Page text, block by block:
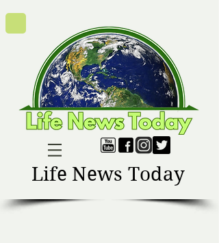
Life News Today